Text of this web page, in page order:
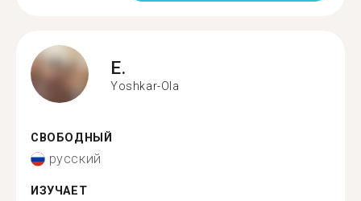
E.
Yoshkar-Ola
СВОБОДНЫЙ
русский
ИЗУЧАЕТ